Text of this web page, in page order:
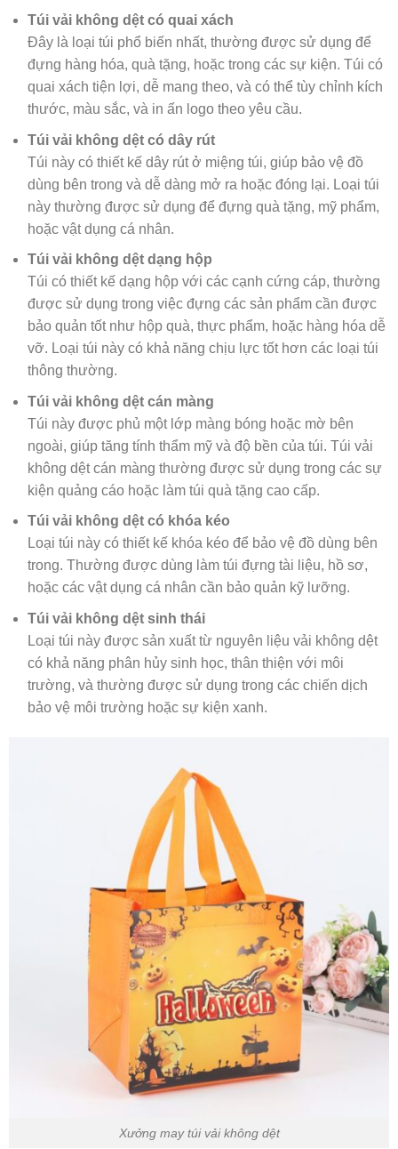
Túi vải không dệt có quai xách
Đây là loại túi phổ biến nhất, thường được sử dụng để
đựng hàng hóa, quà tặng, hoặc trong các sự kiện. Túi có
quai xách tiện lợi, dễ mang theo, và có thể tùy chỉnh kích
thước, màu sắc, và in ấn logo theo yêu cầu.
Túi vải không dệt có dây rút
Túi này có thiết kế dây rút ở miệng túi, giúp bảo vệ đồ
dùng bên trong và dễ dàng mở ra hoặc đóng lại. Loại túi
này thường được sử dụng để đựng quà tặng, mỹ phẩm,
hoặc vật dụng cá nhân.
Túi vải không dệt dạng hộp
Túi có thiết kế dạng hộp với các cạnh cứng cáp, thường
được sử dụng trong việc đựng các sản phẩm cần được
bảo quản tốt như hộp quà, thực phẩm, hoặc hàng hóa dễ
vỡ. Loại túi này có khả năng chịu lực tốt hơn các loại túi
thông thường.
Túi vải không dệt cán màng
Túi này được phủ một lớp màng bóng hoặc mờ bên
ngoài, giúp tăng tính thẩm mỹ và độ bền của túi. Túi vải
không dệt cán màng thường được sử dụng trong các sự
kiện quảng cáo hoặc làm túi quà tặng cao cấp.
Túi vải không dệt có khóa kéo
Loại túi này có thiết kế khóa kéo để bảo vệ đồ dùng bên
trong. Thường được dùng làm túi đựng tài liệu, hồ sơ,
hoặc các vật dụng cá nhân cần bảo quản kỹ lưỡng.
Túi vải không dệt sinh thái
Loại túi này được sản xuất từ nguyên liệu vải không dệt
có khả năng phân hủy sinh học, thân thiện với môi
trường, và thường được sử dụng trong các chiến dịch
bảo vệ môi trường hoặc sự kiện xanh.
Xưởng may túi vải không dệt